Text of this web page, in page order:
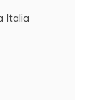
Italia